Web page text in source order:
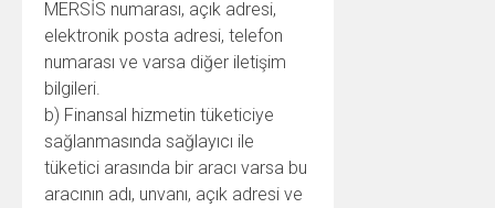
MERSİS numarası, açık adresi,
elektronik posta adresi, telefon
numarası ve varsa diğer iletişim
bilgileri.
b) Finansal hizmetin tüketiciye
sağlanmasında sağlayıcı ile
tüketici arasında bir aracı varsa bu
aracının adı, unvanı, açık adresi ve